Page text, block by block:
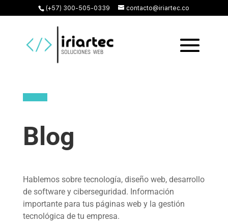
(+57) 300-505-0339 contacto@iriartec.co
Blog
Hablemos sobre tecnología, diseño web, desarrollo
de software y ciberseguridad. Información
importante para tus páginas web y la gestión
tecnológica de tu empresa.